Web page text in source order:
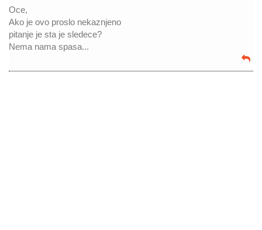
Oce,
Ako je ovo proslo nekaznjeno
pitanje je sta je sledece?
Nema nama spasa...